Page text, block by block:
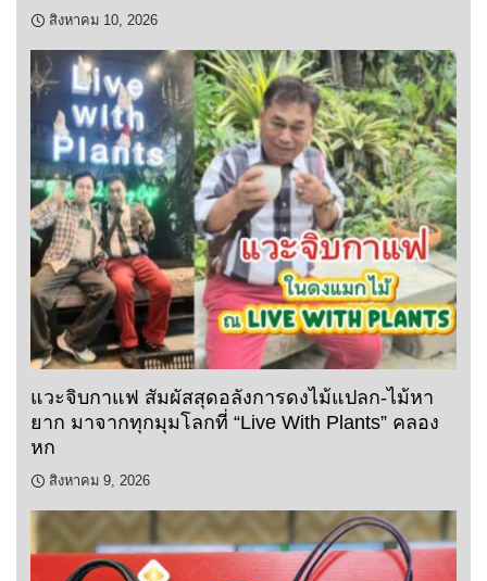
สิงหาคม 10, 2026
แวะจิบกาแฟ สัมผัสสุดอลังการดงไม้แปลก-ไม้หา
ยาก มาจากทุกมุมโลกที่ “Live With Plants” คลอง
หก
สิงหาคม 9, 2026